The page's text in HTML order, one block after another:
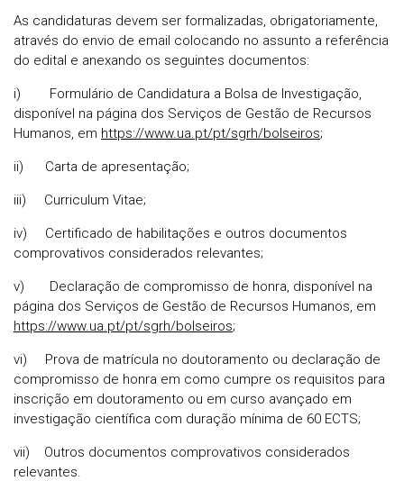
As candidaturas devem ser formalizadas, obrigatoriamente,
através do envio de email colocando no assunto a referência
do edital e anexando os seguintes documentos:
i) Formulário de Candidatura a Bolsa de Investigação,
disponível na página dos Serviços de Gestão de Recursos
Humanos, em https://www.ua.pt/pt/sgrh/bolseiros;
ii) Carta de apresentação;
iii) Curriculum Vitae;
iv) Certificado de habilitações e outros documentos
comprovativos considerados relevantes;
v) Declaração de compromisso de honra, disponível na
página dos Serviços de Gestão de Recursos Humanos, em
https://www.ua.pt/pt/sgrh/bolseiros;
vi) Prova de matrícula no doutoramento ou declaração de
compromisso de honra em como cumpre os requisitos para
inscrição em doutoramento ou em curso avançado em
investigação científica com duração mínima de 60 ECTS;
vii) Outros documentos comprovativos considerados
relevantes.